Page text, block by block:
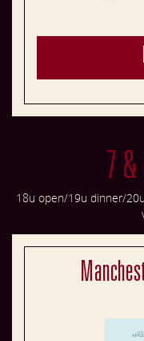
7
18u open/19u dinner/